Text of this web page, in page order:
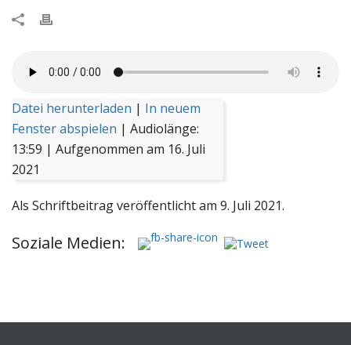
Datei herunterladen | In neuem
Fenster abspielen | Audiolänge:
13:59 | Aufgenommen am 16. Juli
2021
Als Schriftbeitrag veröffentlicht am 9. Juli 2021.
Soziale Medien: